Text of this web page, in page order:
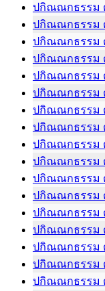
ปกิณณกธรรม
ปกิณณกธรรม
ปกิณณกธรรม
ปกิณณกธรรม
ปกิณณกธรรม
ปกิณณกธรรม
ปกิณณกธรรม
ปกิณณกธรรม
ปกิณณกธรรม
ปกิณณกธรรม
ปกิณณกธรรม
ปกิณณกธรรม
ปกิณณกธรรม
ปกิณณกธรรม
ปกิณณกธรรม
ปกิณณกธรรม
ปกิณณกธรรม